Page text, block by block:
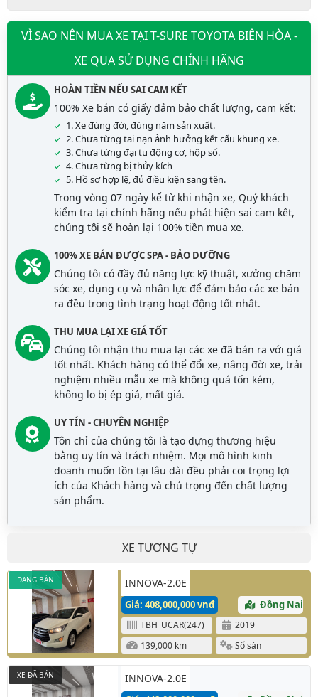
VÌ SAO NÊN MUA XE TẠI T-SURE TOYOTA BIÊN HÒA -
XE QUA SỬ DỤNG CHÍNH HÃNG
HOÀN TIỀN NẾU SAI CAM KẾT
100% Xe bán có giấy đảm bảo chất lượng, cam kết:
1. Xe đúng đời, đúng năm sản xuất.
2. Chưa từng tai nạn ảnh hưởng kết cấu khung xe.
3. Chưa từng đại tu động cơ, hộp số.
4. Chưa từng bị thủy kích
5. Hồ sơ hợp lệ, đủ điều kiện sang tên.
Trong vòng 07 ngày kể từ khi nhận xe, Quý khách
kiểm tra tại chính hãng nếu phát hiện sai cam kết,
chúng tôi sẽ hoàn lại 100% tiền mua xe.
100% XE BÁN ĐƯỢC SPA - BẢO DƯỠNG
Chúng tôi có đầy đủ năng lực kỹ thuật, xưởng chăm
sóc xe, dụng cụ và nhân lực để đảm bảo các xe bán
ra đều trong tình trạng hoạt động tốt nhất.
THU MUA LẠI XE GIÁ TỐT
Chúng tôi nhận thu mua lại các xe đã bán ra với giá
tốt nhất. Khách hàng có thể đổi xe, nâng đời xe, trải
nghiệm nhiều mẫu xe mà không quá tốn kém,
không lo bị ép giá, mất giá.
UY TÍN - CHUYÊN NGHIỆP
Tôn chỉ của chúng tôi là tạo dựng thương hiệu
bằng uy tín và trách nhiệm. Mọi mô hình kinh
doanh muốn tồn tại lâu dài đều phải coi trọng lợi
ích của Khách hàng và chú trọng đến chất lượng
sản phẩm.
XE TƯƠNG TỰ
INNOVA-2.0E
Giá: 408,000,000 vnđ Đồng Nai
TBH_UCAR(247)
2019
139,000 km
Số sàn
ĐANG BÁN
INNOVA-2.0E
XE ĐÃ BÁN